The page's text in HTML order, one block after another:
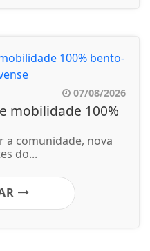
07/08/2026
mobilidade 100%
a comunidade, nova
do...